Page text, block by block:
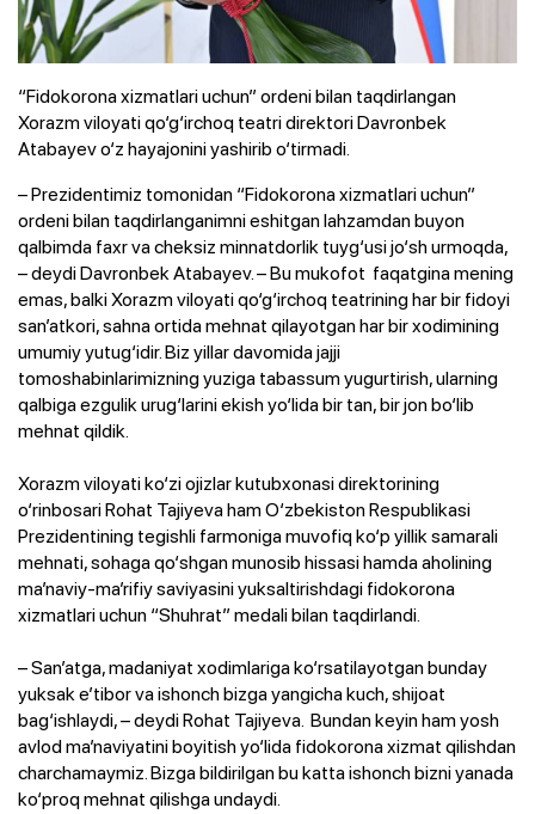
“Fidokorona xizmatlari uchun” ordeni bilan taqdirlangan
Xorazm viloyati qo‘g‘irchoq teatri direktori Davronbek
Atabayev o‘z hayajonini yashirib o‘tirmadi.
– Prezidentimiz tomonidan “Fidokorona xizmatlari uchun”
ordeni bilan taqdirlanganimni eshitgan lahzamdan buyon
qalbimda faxr va cheksiz minnatdorlik tuyg‘usi jo‘sh urmoqda,
– deydi Davronbek Atabayev. – Bu mukofot faqatgina mening
emas, balki Xorazm viloyati qo‘g‘irchoq teatrining har bir fidoyi
san’atkori, sahna ortida mehnat qilayotgan har bir xodimining
umumiy yutug‘idir. Biz yillar davomida jajji
tomoshabinlarimizning yuziga tabassum yugurtirish, ularning
qalbiga ezgulik urug‘larini ekish yo‘lida bir tan, bir jon bo‘lib
mehnat qildik.
Xorazm viloyati ko‘zi ojizlar kutubxonasi direktorining
o‘rinbosari Rohat Tajiyeva ham O‘zbekiston Respublikasi
Prezidentining tegishli farmoniga muvofiq ko‘p yillik samarali
mehnati, sohaga qo‘shgan munosib hissasi hamda aholining
ma’naviy-ma’rifiy saviyasini yuksaltirishdagi fidokorona
xizmatlari uchun “Shuhrat” medali bilan taqdirlandi.
– San’atga, madaniyat xodimlariga ko‘rsatilayotgan bunday
yuksak e’tibor va ishonch bizga yangicha kuch, shijoat
bag‘ishlaydi, – deydi Rohat Tajiyeva. Bundan keyin ham yosh
avlod ma’naviyatini boyitish yo‘lida fidokorona xizmat qilishdan
charchamaymiz. Bizga bildirilgan bu katta ishonch bizni yanada
ko‘proq mehnat qilishga undaydi.